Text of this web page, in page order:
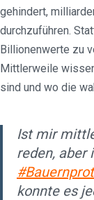
gehindert,
durchzuführen.
Billionenwerte zu
Mittlerweile
sind und wo die
Ist mir
reden, aber
konnte es